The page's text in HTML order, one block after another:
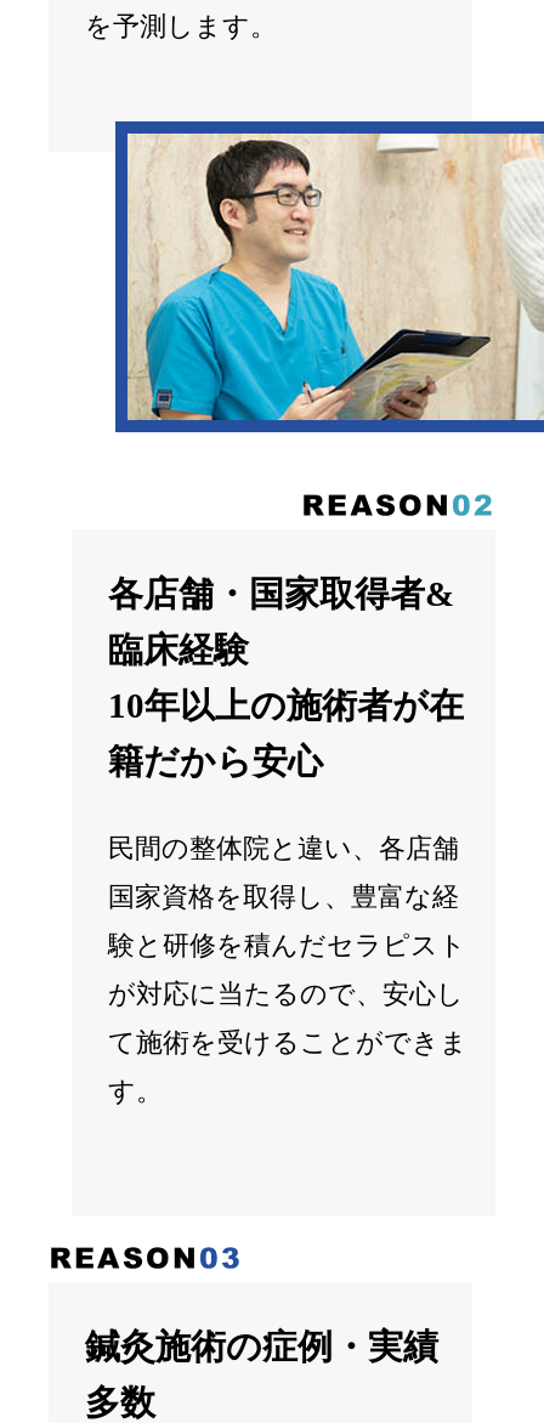
を予測します。
各店舗・国家取得者&
臨床経験
10年以上の施術者が在
籍だから安心
民間の整体院と違い、各店舗
国家資格を取得し、豊富な経
験と研修を積んだセラピスト
が対応に当たるので、安心し
て施術を受けることができま
す。
鍼灸施術の症例・実績
多数